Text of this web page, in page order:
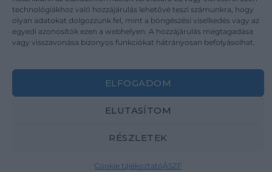
technológiákhoz való hozzájárulás lehetővé teszi számunkra, hogy
olyan adatokat dolgozzunk fel, mint a böngészési viselkedés vagy az
egyedi azonosítók ezen a webhelyen. A hozzájárulás megtagadása
vagy visszavonása bizonyos funkciókat hátrányosan befolyásolhat.
ELFOGADOM
ELUTASÍTOM
RÉSZLETEK
Cookie tájékoztatóÁSZF
Kapcsolat
Impresszum
Copyright 2026 ©Mutargy.com